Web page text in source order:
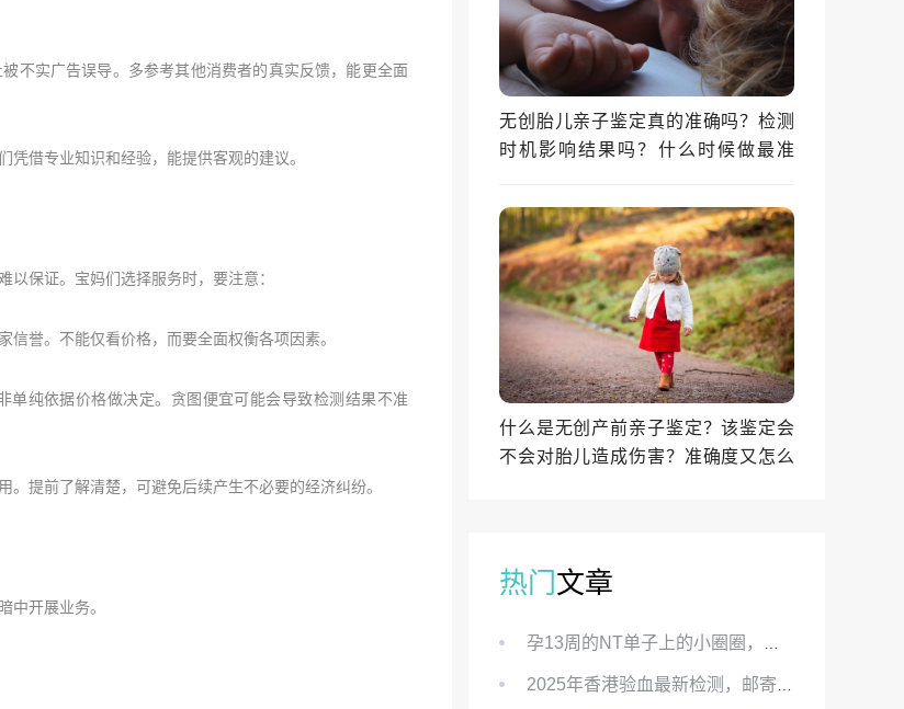
实广告误导。多参考其他消费者的真实反馈，能更全面
借专业知识和经验，能提供客观的建议。
保证。宝妈们选择服务时，要注意：
誉。不能仅看价格，而要全面权衡各项因素。
纯依据价格做决定。贪图便宜可能会导致检测结果不准
提前了解清楚，可避免后续产生不必要的经济纠纷。
开展业务。
无创胎儿亲子鉴定真的准确吗？检测
时机影响结果吗？什么时候做最准
什么是无创产前亲子鉴定？该鉴定会
不会对胎儿造成伤害？准确度又怎么
热门文章